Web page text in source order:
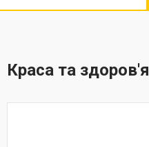
Краса та здоров'я